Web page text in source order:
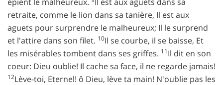
retraite, comme le lion dans sa tanière, Il est aux
aguets pour surprendre le malheureux; Il le surprend
et l'attire dans son filet. 10Il se courbe, il se baisse, Et
les misérables tombent dans ses griffes. 11Il dit en son
coeur: Dieu oublie! Il cache sa face, il ne regarde jamais!
12Lève-toi, Eternel! ô Dieu, lève ta main! N'oublie pas les